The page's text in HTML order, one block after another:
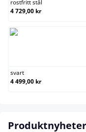
rostfritt stål
4 729,00 kr
svart
4 499,00 kr
Produktnyheter